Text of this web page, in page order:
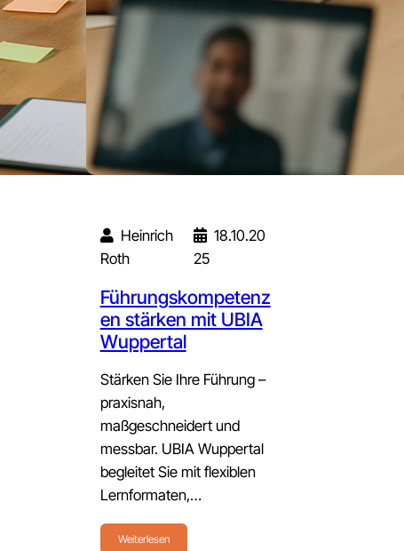
Heinrich
Roth
18.10.20
25
Führungskompetenz
en stärken mit UBIA
Wuppertal
Stärken Sie Ihre Führung –
praxisnah,
maßgeschneidert und
messbar. UBIA Wuppertal
begleitet Sie mit flexiblen
Lernformaten,…
Weiterlesen